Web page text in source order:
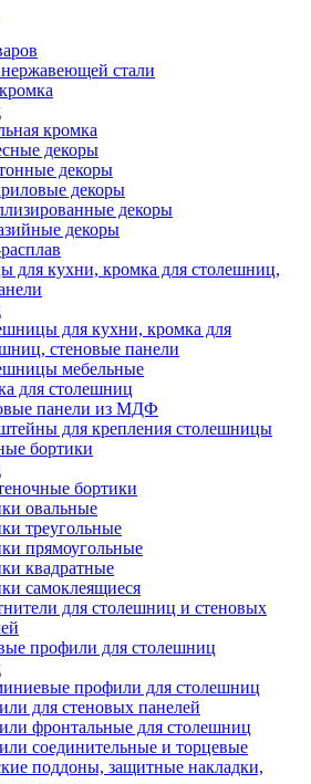
стали
кромка
декоры
декоры
декоры
декоры
декоры
для кухни, кромка для столешниц,
для кухни, кромка для
стеновые панели
мебельные
для столешниц
панели из МДФ
для крепления столешницы
бортики
бортики
овальные
треугольные
прямоугольные
квадратные
самоклеящиеся
для столешниц и стеновых
профили для столешниц
профили для столешниц
для стеновых панелей
фронтальные для столешниц
соединительные и торцевые
поддоны, защитные накладки,